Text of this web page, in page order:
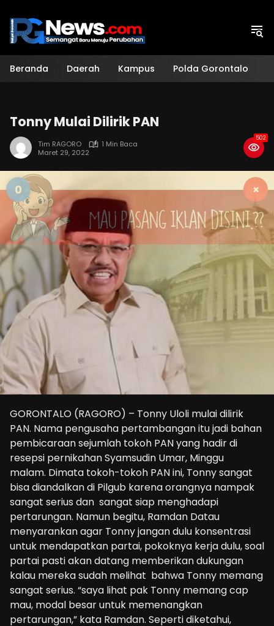
konten
Beranda Daerah Kampus Polda Gorontalo
Tonny Mulai Dilirik PAN
Tim RAGORO
1 Min Baca
Maret 29, 2022
502
GORONTALO (RAGORO) – Tonny Uloli mulai dilirik
PAN. Nama pengusaha pertambangan itu jadi bahan
pembicaraan sejumlah tokoh PAN yang hadir di
resepsi pernikahan Syamsudin Umar, Minggu
malam. Dimata tokoh-tokoh PAN ini, Tonny sangat
bisa diandalkan di Pilgub karena orangnya nampak
sangat serius dan sangat siap menghadapi
pertarungan. Namun begitu, Ramdan Datau
menyarankan agar Tonny jangan dulu konsentrasi
untuk mendapatkan partai, pokoknya kerja dulu, soal
partai pasti akan datang memberikan dukungan
kalau mereka sudah melihat bahwa Tonny memang
sangat serius. “saya lihat pak Tonny memang cap
mau, modal besar untuk memenangkan
pertarungan,” kata Ramdan. Seperti diketahui,